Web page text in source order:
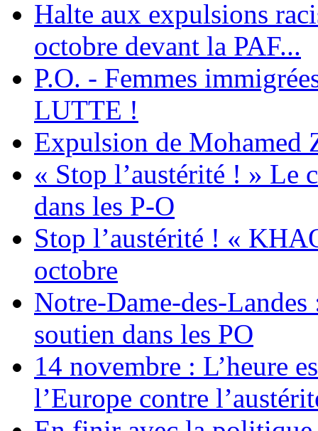
Halte aux expulsions
octobre devant la PAF...
P.O. - Femmes
LUTTE !
Expulsion de Mohamed
« Stop l’austérité ! » Le
dans les P-O
Stop l’austérité ! «
octobre
Notre-Dame-des-
soutien dans les PO
14 novembre : L’heure
l’Europe contre